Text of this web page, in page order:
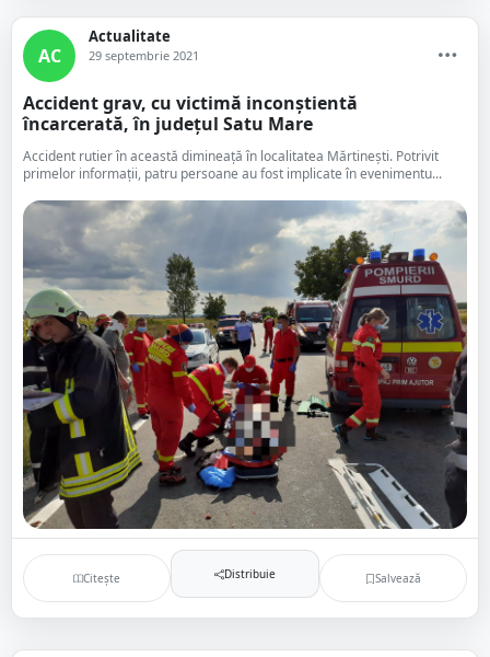
AC
Actualitate
29 septembrie 2021
Accident grav, cu victimă inconștientă
încarcerată, în județul Satu Mare
Accident rutier în această dimineață în localitatea Mărtinești. Potrivit
primelor informații, patru persoane au fost implicate în evenimentu...
Citește Distribuie Salvează